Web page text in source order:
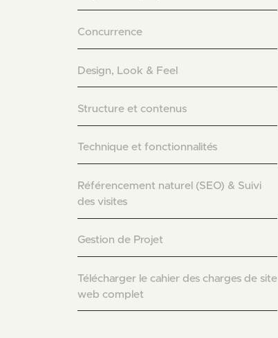
Concurrence
Design, Look & Feel
Structure et contenus
Technique et fonctionnalités
Référencement naturel (SEO) & Suivi
des visites
Gestion de Projet
Télécharger le cahier des charges de site
web complet